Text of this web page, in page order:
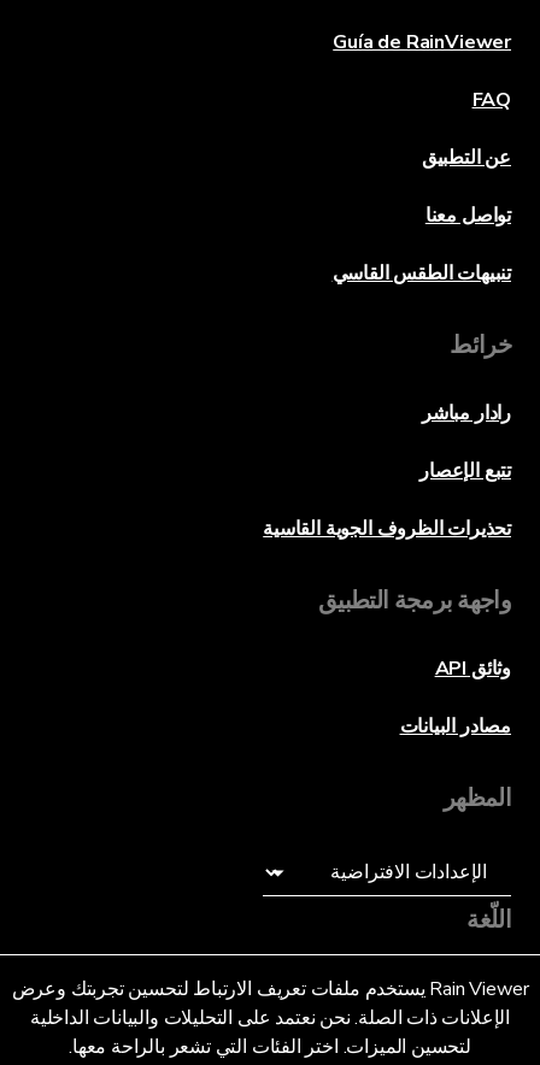
Rain Viewer يستخدم ملفات تعريف الارتباط لتحسين تجربتك وعرض
الإعلانات ذات الصلة. نحن نعتمد على التحليلات والبيانات الداخلية
لتحسين الميزات. اختر الفئات التي تشعر بالراحة معها.
Guía de RainViewer
FAQ
عن التطبيق
تواصل معنا
تنبيهات الطقس القاسي
خرائط
رادار مباشر
تتبع الإعصار
تحذيرات الظروف الجوية القاسية
واجهة برمجة التطبيق
وثائق API
مصادر البيانات
المظهر
اللّغة
عربى (SA)